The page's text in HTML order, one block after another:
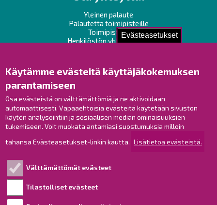
Evästeasetukset
Käytämme evästeitä käyttäjäkokemuksen
parantamiseen
Osa evästeistä on välttämättömiä ja ne aktivoidaan
automaattisesti. Vapaaehtoisia evästeitä käytetään sivuston
käytön analysointiin ja sosiaalisen median ominaisuuksien
tukemiseen. Voit muokata antamiasi suostumuksia milloin
tahansa Evästeasetukset-linkin kautta. Lisätietoa evästeistä.
Välttämättömät evästeet
Tilastolliset evästeet
Yleinen palaute
Palautetta toimipisteille
Toimipisteet
Henkilöstön yhteystiedot
Raahe Facebookissa
Raahe Instagramissa
Raahe LinkedInissä
Raahe YouTubessa
Viranhaltijapäätökset